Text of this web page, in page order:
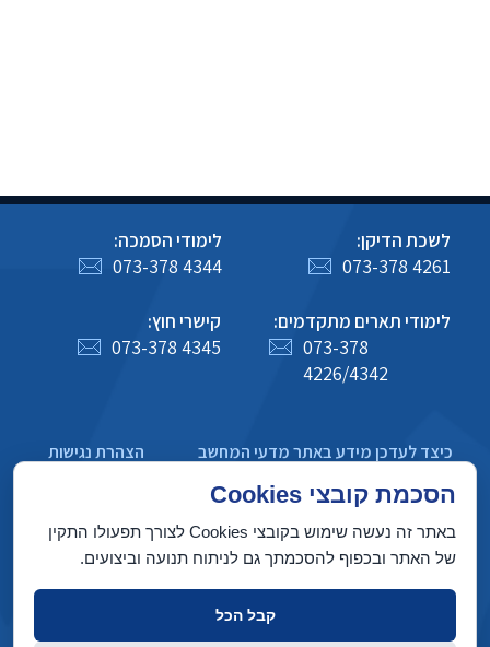
לשכת הדיקן:
073-378 4261
לימודי הסמכה:
073-378 4344
לימודי תארים מתקדמים:
073-378
4226/4342
קישרי חוץ:
073-378 4345
כיצד לעדכן מידע באתר מדעי המחשב
הצהרת נגישות
מדיניות פרטיות
בניין טאוב, הטכניון מכון טכנולוגי לישראל, חיפה 3200003
הסכמת קובצי Cookies
באתר זה נעשה שימוש בקובצי Cookies לצורך תפעולו התקין
של האתר ובכפוף להסכמתך גם לניתוח תנועה וביצועים.
קבל הכל